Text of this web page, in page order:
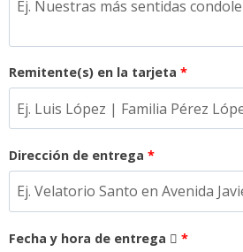
Remitente(s) en la tarjeta *
Dirección de entrega *
Fecha y hora de entrega *